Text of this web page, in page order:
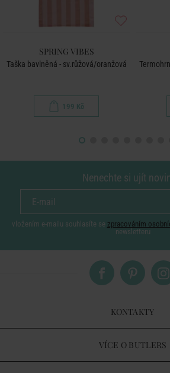
SPRING VIBES
Taška bavlněná - sv.růžová/oranžová
199 Kč
Nenechte si ujít
vložením e-mailu souhlasíte se zpracováním
newsletteru
KONTAKTY
VÍCE O BUTLERS